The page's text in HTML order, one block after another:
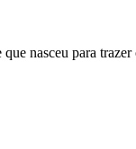
nasceu para